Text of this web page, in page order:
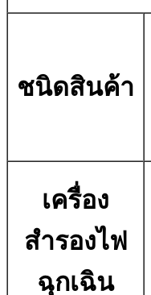
ชนิดสินค้า
เครื่อง
สำรองไฟ
ฉุกเฉิน